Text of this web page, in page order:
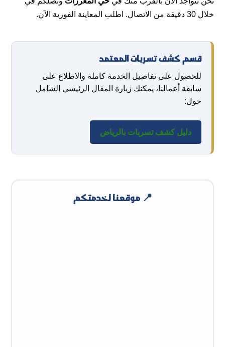
خلال 30 دقيقة من الاتصال. اطلب المعاينة الفورية الآن.
قسم كشف تسربات المعتمد
للحصول على تفاصيل الخدمة كاملة والاطلاع على
سابقة أعمالنا، يمكنك زيارة المقال الرئيسي الشامل
حول:
دليل كشف تسربات بالرياض
📍 موقعنا لخدمتكم